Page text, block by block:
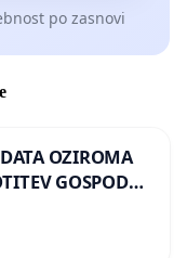
po zasnovi
OZIROMA
GOSPODA